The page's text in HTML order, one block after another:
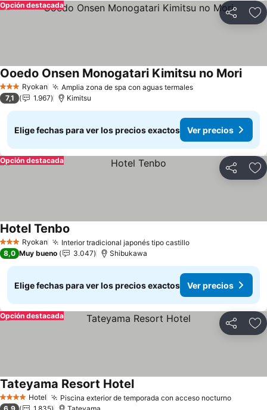
Compartir
Opción destacada
3 EstrellasRyokan Amplia zona de spa con aguas termalesVer precios
Ooedo Onsen Monogatari Kimitsu no MoriVer
7,1 1.967 Kimitsu
Elige fechas para ver los precios exactos Ver precios
Compartir
Opción destacada
3 EstrellasRyokan Interior tradicional japonés tipo castilloVer precios
Hotel Tenbo
8,0 Muy bueno 3.047 Shibukawa
Elige fechas para ver los precios exactos Ver precios
Compartir
Opción destacada
4 EstrellasHotel Piscina exterior de temporada con acceso nocturnoVer
Tateyama Resort HotelVer precios